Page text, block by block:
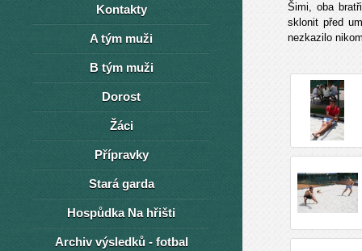
Šimi, oba
sklonit před
nezkazilo
Kontakty
A tým muži
B tým muži
Dorost
Žáci
Přípravky
Stará garda
Hospůdka Na hřišti
Archiv výsledků - fotbal